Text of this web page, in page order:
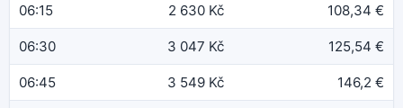
06:15 2 630 Kč 108,34 €
06:30 3 047 Kč 125,54 €
06:45 3 549 Kč 146,2 €